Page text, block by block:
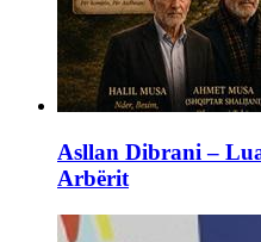
Asllan Dibrani –
Arbërit